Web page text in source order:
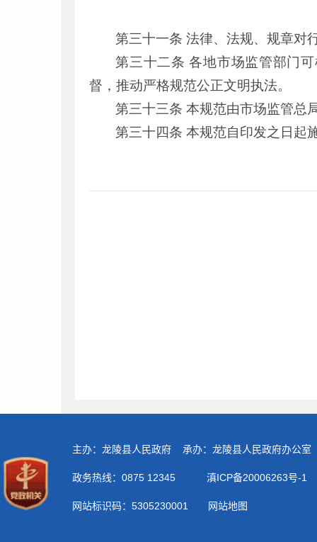
第三十一条 法律、法规、规章对
第三十二条 各地市场监管部门
督，推动严格规范公正文明执法。
第三十三条 本规范由市场监管总
第三十四条 本规范自印发之日起